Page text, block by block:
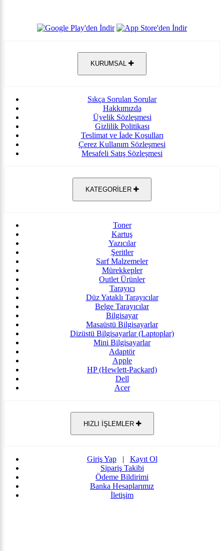
KURUMSAL
Sıkça Sorulan Sorular
Hakkımızda
Üyelik Sözleşmesi
Gizlilik Politikası
Teslimat ve İade Koşulları
Çerez Kullanım Sözleşmesi
Mesafeli Satış Sözleşmesi
KATEGORİLER
Toner
Kartuş
Yazıcılar
Şeritler
Sarf Malzemeler
Mürekkepler
Outlet Ürünler
Tarayıcı
Düz Yataklı Tarayıcılar
Belge Tarayıcılar
Bilgisayar
Masaüstü Bilgisayarlar
Dizüstü Bilgisayarlar (Laptoplar)
Mini Bilgisayarlar
Adaptör
Apple
HP (Hewlett-Packard)
Dell
Acer
HIZLI İŞLEMLER
Giriş Yap| Kayıt Ol
Sipariş Takibi
Ödeme Bildirimi
Banka Hesaplarımız
İletişim